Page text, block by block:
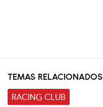
TEMAS RELACIONADOS
RACING CLUB